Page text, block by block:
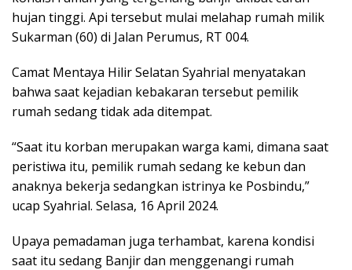
hujan tinggi. Api tersebut mulai melahap rumah milik
Sukarman (60) di Jalan Perumus, RT 004.
Camat Mentaya Hilir Selatan Syahrial menyatakan
bahwa saat kejadian kebakaran tersebut pemilik
rumah sedang tidak ada ditempat.
“Saat itu korban merupakan warga kami, dimana saat
peristiwa itu, pemilik rumah sedang ke kebun dan
anaknya bekerja sedangkan istrinya ke Posbindu,”
ucap Syahrial. Selasa, 16 April 2024.
Upaya pemadaman juga terhambat, karena kondisi
saat itu sedang Banjir dan menggenangi rumah